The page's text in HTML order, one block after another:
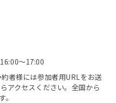
～17:00
者様には参加者用URLをお送
アクセスください。全国から